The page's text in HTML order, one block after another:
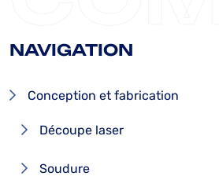
NAVIGATION
Conception et fabrication
Découpe laser
Soudure